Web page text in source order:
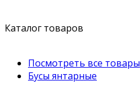
Каталог товаров
Посмотреть все товары
Бусы янтарные